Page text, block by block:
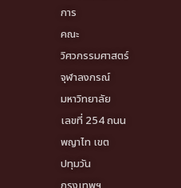
การ
คณะ
วิศวกรรมศาสตร์
จุฬาลงกรณ์
มหาวิทยาลัย
เลขที่ 254 ถนน
พญาไท เขต
ปทุมวัน